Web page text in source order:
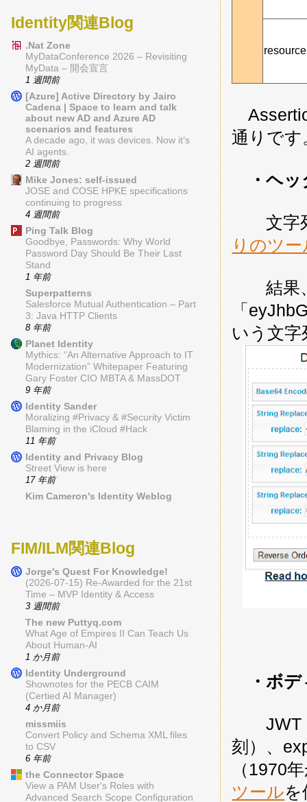
resource
通りです
・ヘ
文字列
りのツー
結果
「
いう文
・ボ
JWT
刻）、
（1970
ツール
Identity関連Blog
.Nat Zone
MyDataConference 2026 – Revisiting
MyData – 開会宣言
1 週間前
[Azure] Active Directory by Jairo
Cadena | Space to learn and talk
about new AD and Azure AD
scenarios and features
A decade ago, it was devices. Now it’s
AI agents.
2 週間前
Mike Jones: self-issued
JOSE and COSE HPKE specifications
continuing to progress
4 週間前
Ping Talk Blog
Goodbye, Passwords: Why World
Password Day Should Be Their Last
Stand
1 年前
Superpatterns
Salesforce Mutual Authentication – Part
3: Java HTTP Clients
8 年前
Planet Identity
Mythics: “An Alternative Approach to IT
Modernization” Whitepaper Featuring
Gary Foster CIO MBTA & MassDOT
9 年前
Identity Sander
Moralizing #Privacy & #Security Victim
Blaming in the iCloud #Hack
11 年前
Identity and Privacy Blog
Street View is here
17 年前
Kim Cameron's Identity Weblog
FIM/ILM関連Blog
Jorge's Quest For Knowledge!
(2026-07-15) Re-Awarded for the 21st
Time – MVP Identity & Access
3 週間前
The new Puttyq.com
What Age of Empires II Can Teach Us
About Human-AI
1 か月前
Identity Underground
Shownotes for the PECB CAIM
(Certied AI Manager)
4 か月前
missmiis
Convert Policy and Schema XML files
to CSV
6 年前
the Connector Space
View a PAM User's Roles with
Advanced Search Scope Configuration